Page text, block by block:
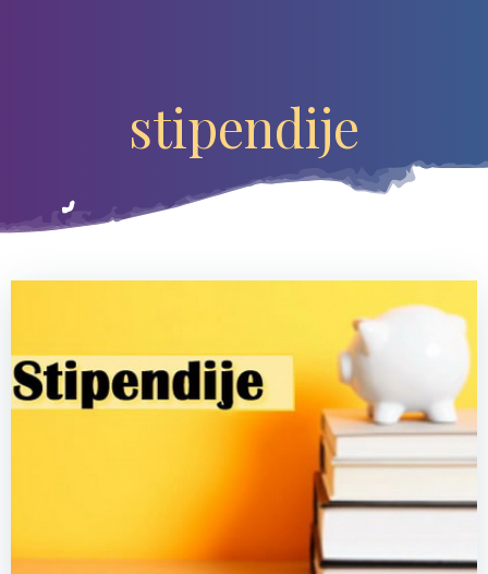
stipendije